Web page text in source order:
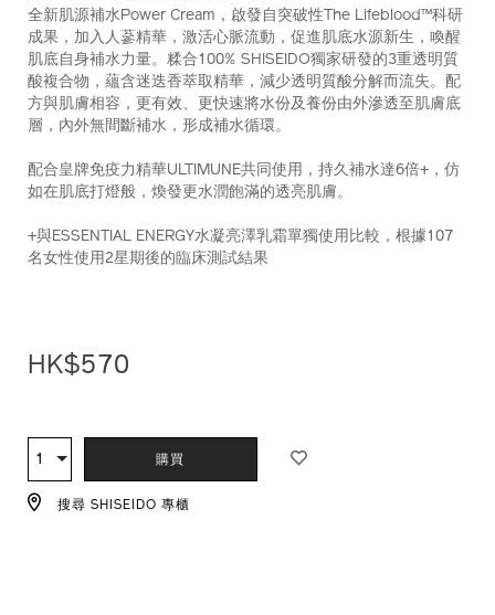
Z11714_hk.html
全新肌源補水Power Cream，啟發自突破性The Lifeblood™️科研
成果，加入人蔘精華，激活心脈流動，促進肌底水源新生，喚醒
肌底自身補水力量。糅合100% SHISEIDO獨家研發的3重透明質
酸複合物，蘊含迷迭香萃取精華，減少透明質酸分解而流失。配
方與肌膚相容，更有效、更快速將水份及養份由外滲透至肌膚底
層，內外無間斷補水，形成補水循環。
配合皇牌免疫力精華ULTIMUNE共同使用，持久補水達6倍+，仿
如在肌底打燈般，煥發更水潤飽滿的透亮肌膚。
+與ESSENTIAL ENERGY水凝亮澤乳霜單獨使用比較，根據107
名女性使用2星期後的臨床測試結果
HK$570
TO
CART
OPTIONS
ACTIONS
數
量
1 購買
搜尋 SHISEIDO 專櫃